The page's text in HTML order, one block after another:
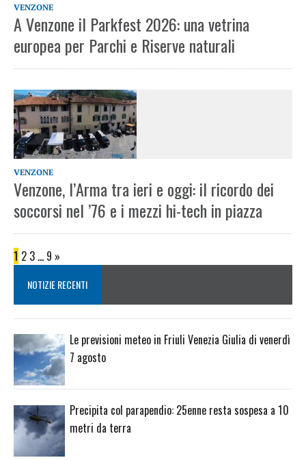
VENZONE
A Venzone il Parkfest 2026: una vetrina
europea per Parchi e Riserve naturali
VENZONE
Venzone, l’Arma tra ieri e oggi: il ricordo dei
soccorsi nel ’76 e i mezzi hi-tech in piazza
1 2 3 … 9 »
NOTIZIE RECENTI
Le previsioni meteo in Friuli Venezia Giulia di venerdì
7 agosto
Precipita col parapendio: 25enne resta sospesa a 10
metri da terra